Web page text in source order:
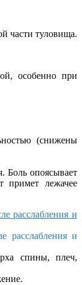
части туловища.
особенно при
(снижены
Боль опоясывает
примет лежачее
расслабления и
спины, плеч,